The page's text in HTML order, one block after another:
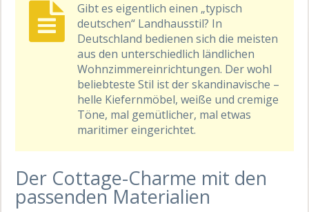
Gibt es eigentlich einen „typisch
deutschen“ Landhausstil? In
Deutschland bedienen sich die meisten
aus den unterschiedlich ländlichen
Wohnzimmereinrichtungen. Der wohl
beliebteste Stil ist der skandinavische –
helle Kiefernmöbel, weiße und cremige
Töne, mal gemütlicher, mal etwas
maritimer eingerichtet.
Der Cottage-Charme mit den
passenden Materialien